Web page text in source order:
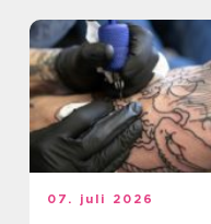
07. juli 2026